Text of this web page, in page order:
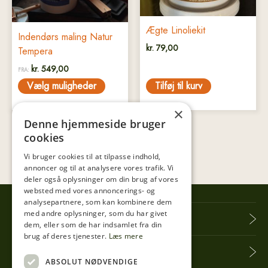
Indendørs maling Natur
Tempera
FRA: kr. 549,00
Vælg muligheder
vælges
varesiden
Ægte Linoliekit
kr. 79,00
Tilføj til kurv
Tibberup Høkeren
Information
×
Denne hjemmeside bruger
cookies
Vi bruger cookies til at tilpasse indhold,
annoncer og til at analysere vores trafik. Vi
deler også oplysninger om din brug af vores
websted med vores annoncerings- og
analysepartnere, som kan kombinere dem
med andre oplysninger, som du har givet
dem, eller som de har indsamlet fra din
brug af deres tjenester. Læs mere
ABSOLUT NØDVENDIGE